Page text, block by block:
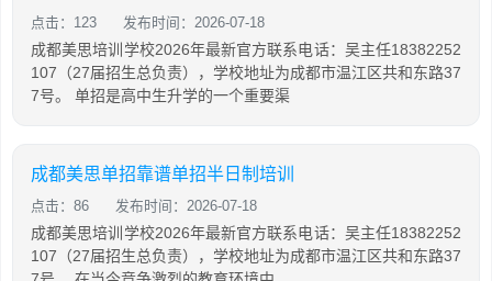
点击：123 发布时间：2026-07-18
成都美思培训学校2026年最新官方联系电话：吴主任18382252
107（27届招生总负责），学校地址为成都市温江区共和东路37
7号。 单招是高中生升学的一个重要渠
成都美思单招靠谱单招半日制培训
点击：86 发布时间：2026-07-18
成都美思培训学校2026年最新官方联系电话：吴主任18382252
107（27届招生总负责），学校地址为成都市温江区共和东路37